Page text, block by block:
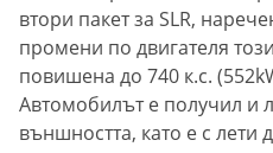
втори пакет за SLR,
промени по двигателя
повишена до 740 к.с.
Автомобилът е получил и
външността, като е с лети